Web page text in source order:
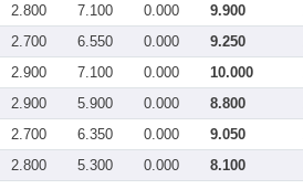
2.800 7.100 0.000 9.900
2.700 6.550 0.000 9.250
2.900 7.100 0.000 10.000
2.900 5.900 0.000 8.800
2.700 6.350 0.000 9.050
2.800 5.300 0.000 8.100